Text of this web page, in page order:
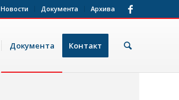
Новости Документа Архива
Документа Контакт